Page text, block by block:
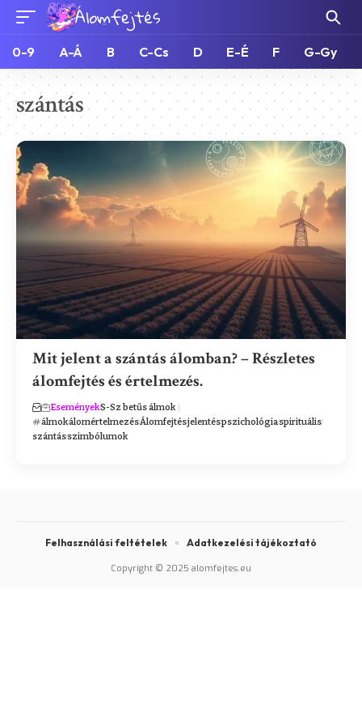
0-9 A-Á B C-Cs D E-É F G-Gy
szántás
Mit jelent a szántás álomban? – Részletes
álomfejtés és értelmezés.
EseményekS-Sz betűs álmok
álmokálomértelmezésÁlomfejtésjelentéspszichológiaspirituális
szántásszimbólumok
Copyright © 2025 alomfejtes.eu
Felhasználási feltételek Adatkezelési tájékoztató